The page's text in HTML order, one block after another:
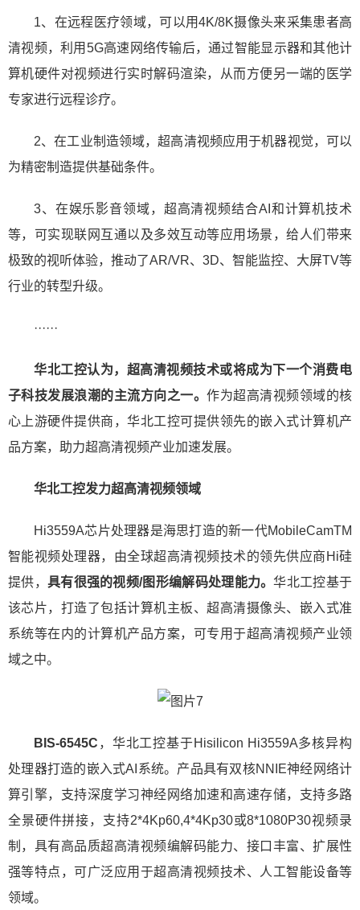
1、在远程医疗领域，可以用4K/8K摄像头来采集患者高
清视频，利用5G高速网络传输后，通过智能显示器和其他计
算机硬件对视频进行实时解码渲染，从而方便另一端的医学
专家进行远程诊疗。
2、在工业制造领域，超高清视频应用于机器视觉，可以
为精密制造提供基础条件。
3、在娱乐影音领域，超高清视频结合AI和计算机技术
等，可实现联网互通以及多效互动等应用场景，给人们带来
极致的视听体验，推动了AR/VR、3D、智能监控、大屏TV等
行业的转型升级。
······
华北工控认为，超高清视频技术或将成为下一个消费电
子科技发展浪潮的主流方向之一。作为超高清视频领域的核
心上游硬件提供商，华北工控可提供领先的嵌入式计算机产
品方案，助力超高清视频产业加速发展。
华北工控发力超高清视频领域
Hi3559A芯片处理器是海思打造的新一代MobileCamTM
智能视频处理器，由全球超高清视频技术的领先供应商Hi硅
提供， 具有很强的视频/图形编解码处理能力。华北工控基于
该芯片，打造了包括计算机主板、超高清摄像头、嵌入式准
系统等在内的计算机产品方案，可专用于超高清视频产业领
域之中。
BIS-6545C ，华北工控基于Hisilicon Hi3559A多核异构
处理器打造的嵌入式AI系统。产品具有双核NNIE神经网络计
算引擎，支持深度学习神经网络加速和高速存储，支持多路
全景硬件拼接，支持2*4Kp60,4*4Kp30或8*1080P30视频录
制，具有高品质超高清视频编解码能力、接口丰富、扩展性
强等特点，可广泛应用于超高清视频技术、人工智能设备等
领域。